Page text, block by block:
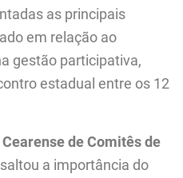
as principais
em relação ao
gestão participativa,
estadual entre os 12
de Comitês de
a importância do